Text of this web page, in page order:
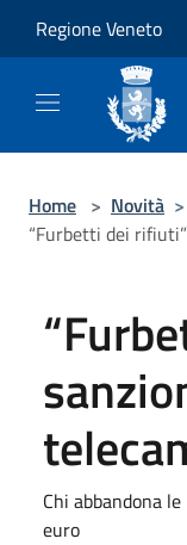
Regione Veneto
Home > Novità >
“Furbetti dei
Chi abbandona
euro